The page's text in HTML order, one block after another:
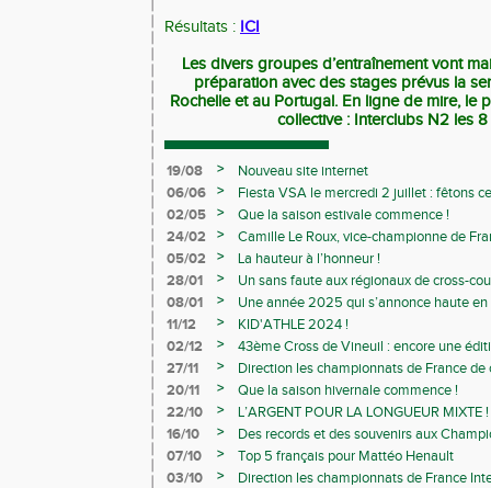
Résultats : ICI
Les divers groupesd’entraînementvont
préparation avec des stages prévus la
Rochelle et au Portugal. En ligne de mire, le
collective : Interclubs N2 les
19/08 >
Nouveau site internet
06/06
>
Fiesta VSA le mercredi 2 juillet : fêtons
02/05
>
Que la saison estivale commence !
24/02
>
Camille Le Roux, vice-championne de
05/02
>
La hauteur à l’honneur !
28/01
>
Un sans faute aux régionaux de cross-
08/01
>
Une année 2025 qui s’annonce haute
11/12
>
KID'ATHLE 2024 !
02/12
>
43ème Cross de Vineuil : encore une
27/11
>
Direction les championnats de France de
20/11
>
Que la saison hivernale commence !
22/10
>
L’ARGENT POUR LA LONGUEUR MIXTE !
16/10
>
Des records et des souvenirs aux
Avenirs
07/10 >
Top 5 français pour Mattéo Henault
03/10
>
Direction les championnats de France